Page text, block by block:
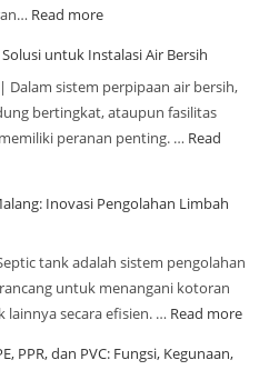
Read more
untuk Instalasi Air Bersih
Dalam sistem perpipaan air bersih,
bertingkat, ataupun fasilitas
peranan penting. … Read
Inovasi Pengolahan Limbah
tank adalah sistem pengolahan
untuk menangani kotoran
secara efisien. … Read more
PPR, dan PVC: Fungsi, Kegunaan,